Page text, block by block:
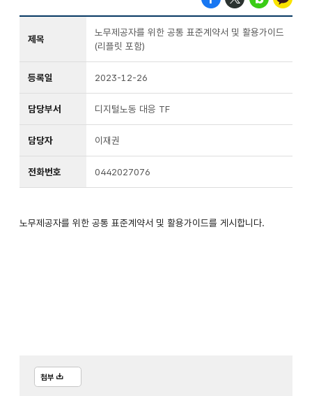
제목
노무제공자를 위한 공통 표준계약서 및 활용가이드
(리플릿 포함)
등록일 2023-12-26
담당부서 디지털노동 대응 TF
담당자 이재권
전화번호 0442027076
노무제공자를 위한 공통 표준계약서 및 활용가이드를 게시합니다.
첨부